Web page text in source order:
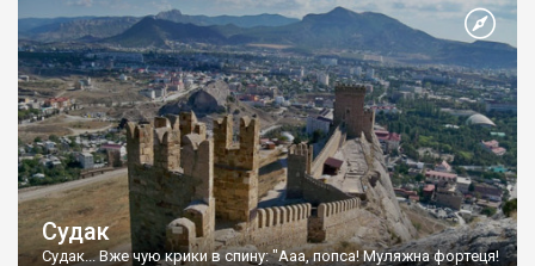
Судак
Судак... Вже чую крики в спину: "Ааа, попса! Муляжна фортеця!